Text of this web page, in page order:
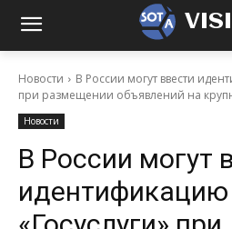
Новости
В России могут ввести
при размещении объявлений на
Новости
В России могут
идентификацию